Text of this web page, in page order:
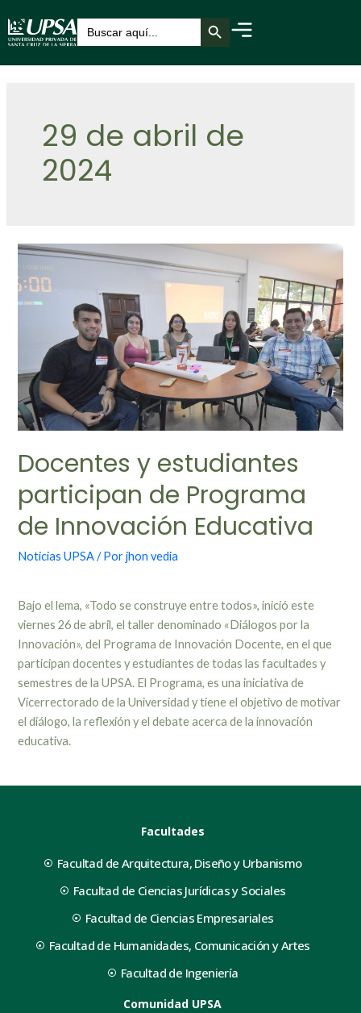
Buscar: Botón de búsqueda
29 de abril de
2024
Docentes y estudiantes
participan de Programa
de Innovación Educativa
Noticias UPSA/ Porjhon vedia
Bajo el lema, «Todo se construye entre todos», inició este
viernes 26 de abril, el taller denominado «Diálogos por la
Innovación», del Programa de Innovación Docente, en el que
participan docentes y estudiantes de todas las facultades y
semestres de la UPSA. El Programa, es una iniciativa de
Vicerrectorado de la Universidad y tiene el objetivo de motivar
el diálogo, la reflexión y el debate acerca de la innovación
educativa.
Facultades
Facultad de Arquitectura, Diseño y Urbanismo
Facultad de Ciencias Jurídicas y Sociales
Facultad de Ciencias Empresariales
Facultad de Humanidades, Comunicación y Artes
Facultad de Ingeniería
Comunidad UPSA